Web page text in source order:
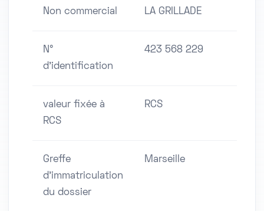
Non commercial LA GRILLADE
N°
d'identification
423 568 229
valeur fixée à
RCS
RCS
Greffe
d'immatriculation
du dossier
Marseille